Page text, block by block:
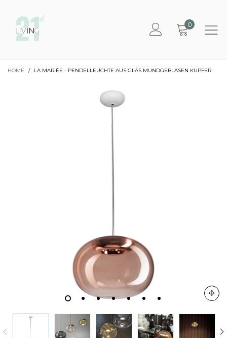
0
HOME / LA MARIÉE - PENDELLEUCHTE AUS GLAS MUNDGEBLASEN KUPFER